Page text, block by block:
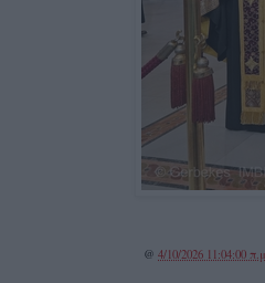
@ 4/10/2026 11:04:00